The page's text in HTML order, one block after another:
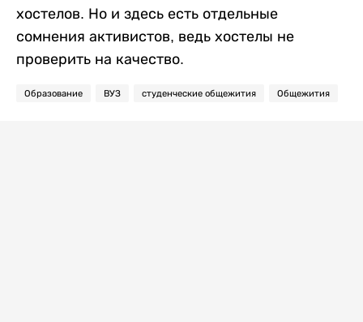
хостелов. Но и здесь есть отдельные
сомнения активистов, ведь хостелы не
проверить на качество.
Образование ВУЗ студенческие общежития Общежития